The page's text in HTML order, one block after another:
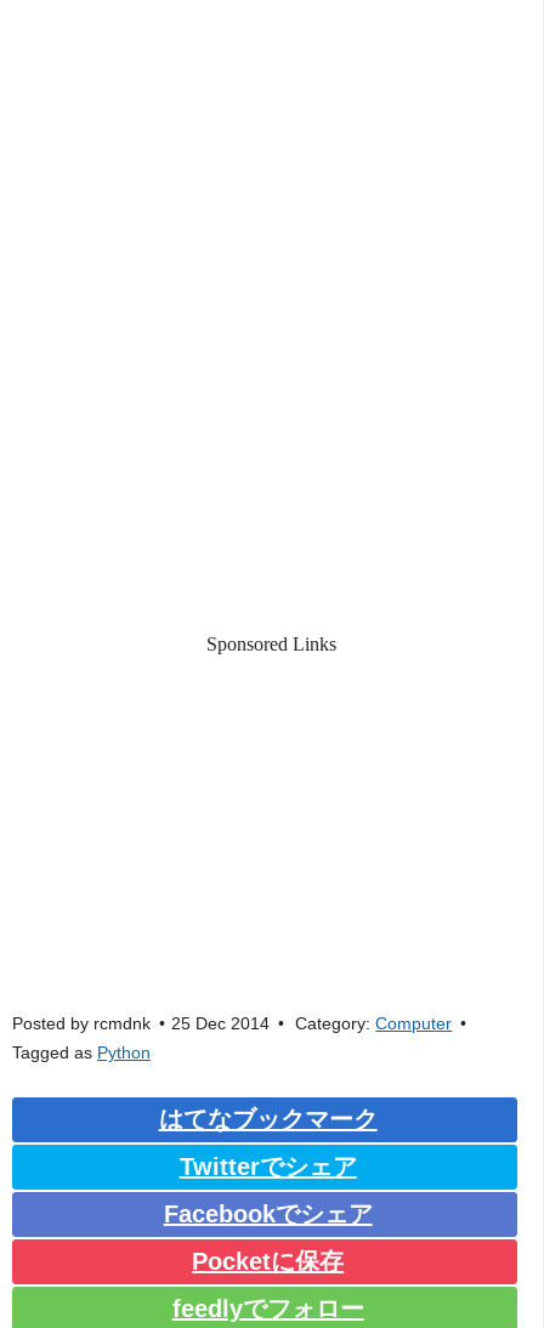
Sponsored Links
Posted by rcmdnk 25 Dec 2014 Category:Computer
Tagged as Python
はてなブックマーク
Twitterでシェア
Facebookでシェア
Pocketに保存
feedlyでフォロー